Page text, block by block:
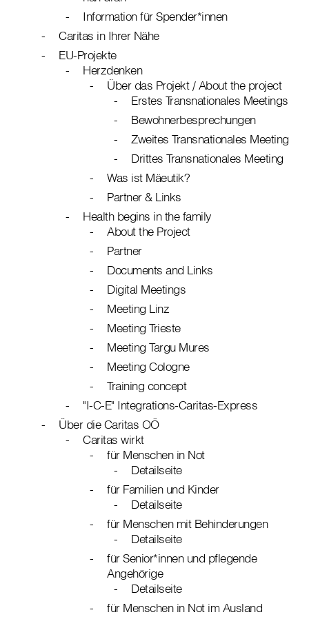
Information für Spender*innen
Caritas in Ihrer Nähe
EU-Projekte
Herzdenken
Über das Projekt / About the project
Erstes Transnationales Meetings
Bewohnerbesprechungen
Zweites Transnationales Meeting
Drittes Transnationales Meeting
Was ist Mäeutik?
Partner & Links
Health begins in the family
About the Project
Partner
Documents and Links
Digital Meetings
Meeting Linz
Meeting Trieste
Meeting Targu Mures
Meeting Cologne
Training concept
"I-C-E" Integrations-Caritas-Express
Über die Caritas OÖ
Caritas wirkt
für Menschen in Not
Detailseite
für Familien und Kinder
Detailseite
für Menschen mit Behinderungen
Detailseite
für Senior*innen und pflegende
Angehörige
Detailseite
für Menschen in Not im Ausland